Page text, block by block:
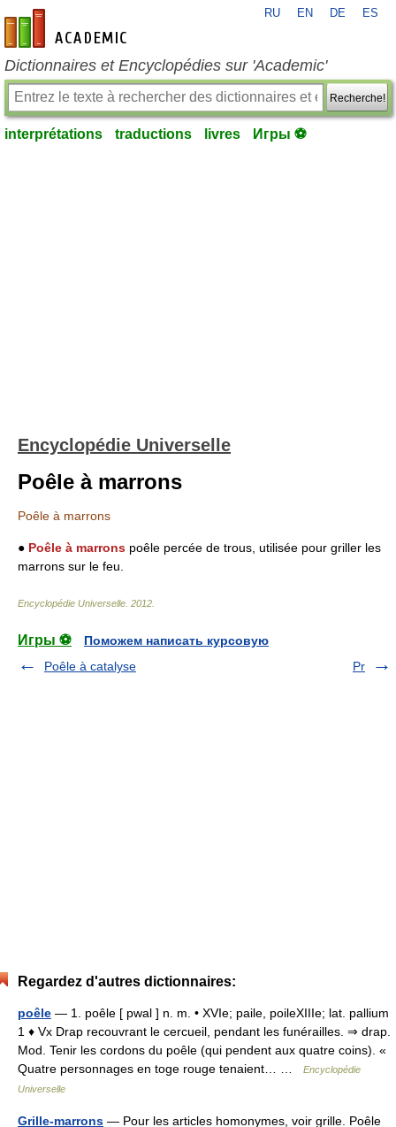
fr-academic.com
RU EN DE ES
Dictionnaires et Encyclopédies sur 'Academic'
Recherche!
interprétations traductions livres Игры ⚽
Encyclopédie Universelle
Poêle à marrons
Poêle à marrons
● Poêle à marrons poêle percée de trous, utilisée pour griller les
marrons sur le feu.
Encyclopédie Universelle 2012
Игры ⚽
Поможем написать курсовую
Poêle à catalyse
Pr
Regardez d'autres dictionnaires:
poêle — 1. poêle [ pwal ] n. m. • XVIe; paile, poileXIIIe; lat. pallium
1 ♦ Vx Drap recouvrant le cercueil, pendant les funérailles. ⇒ drap.
Mod. Tenir les cordons du poêle (qui pendent aux quatre coins). «
Quatre personnages en toge rouge tenaient… …
Encyclopédie
Universelle
Grille-marrons — Pour les articles homonymes, voir grille. Poêle